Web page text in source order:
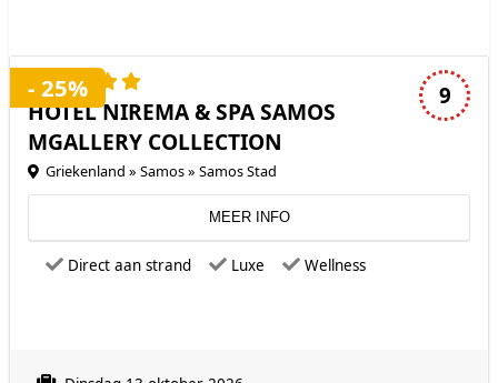
9
HOTEL NIREMA & SPA SAMOS
MGALLERY COLLECTION
Griekenland » Samos » Samos Stad
MEER INFO
Direct aan strand Luxe Wellness
- 25%